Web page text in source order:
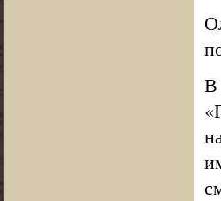
В